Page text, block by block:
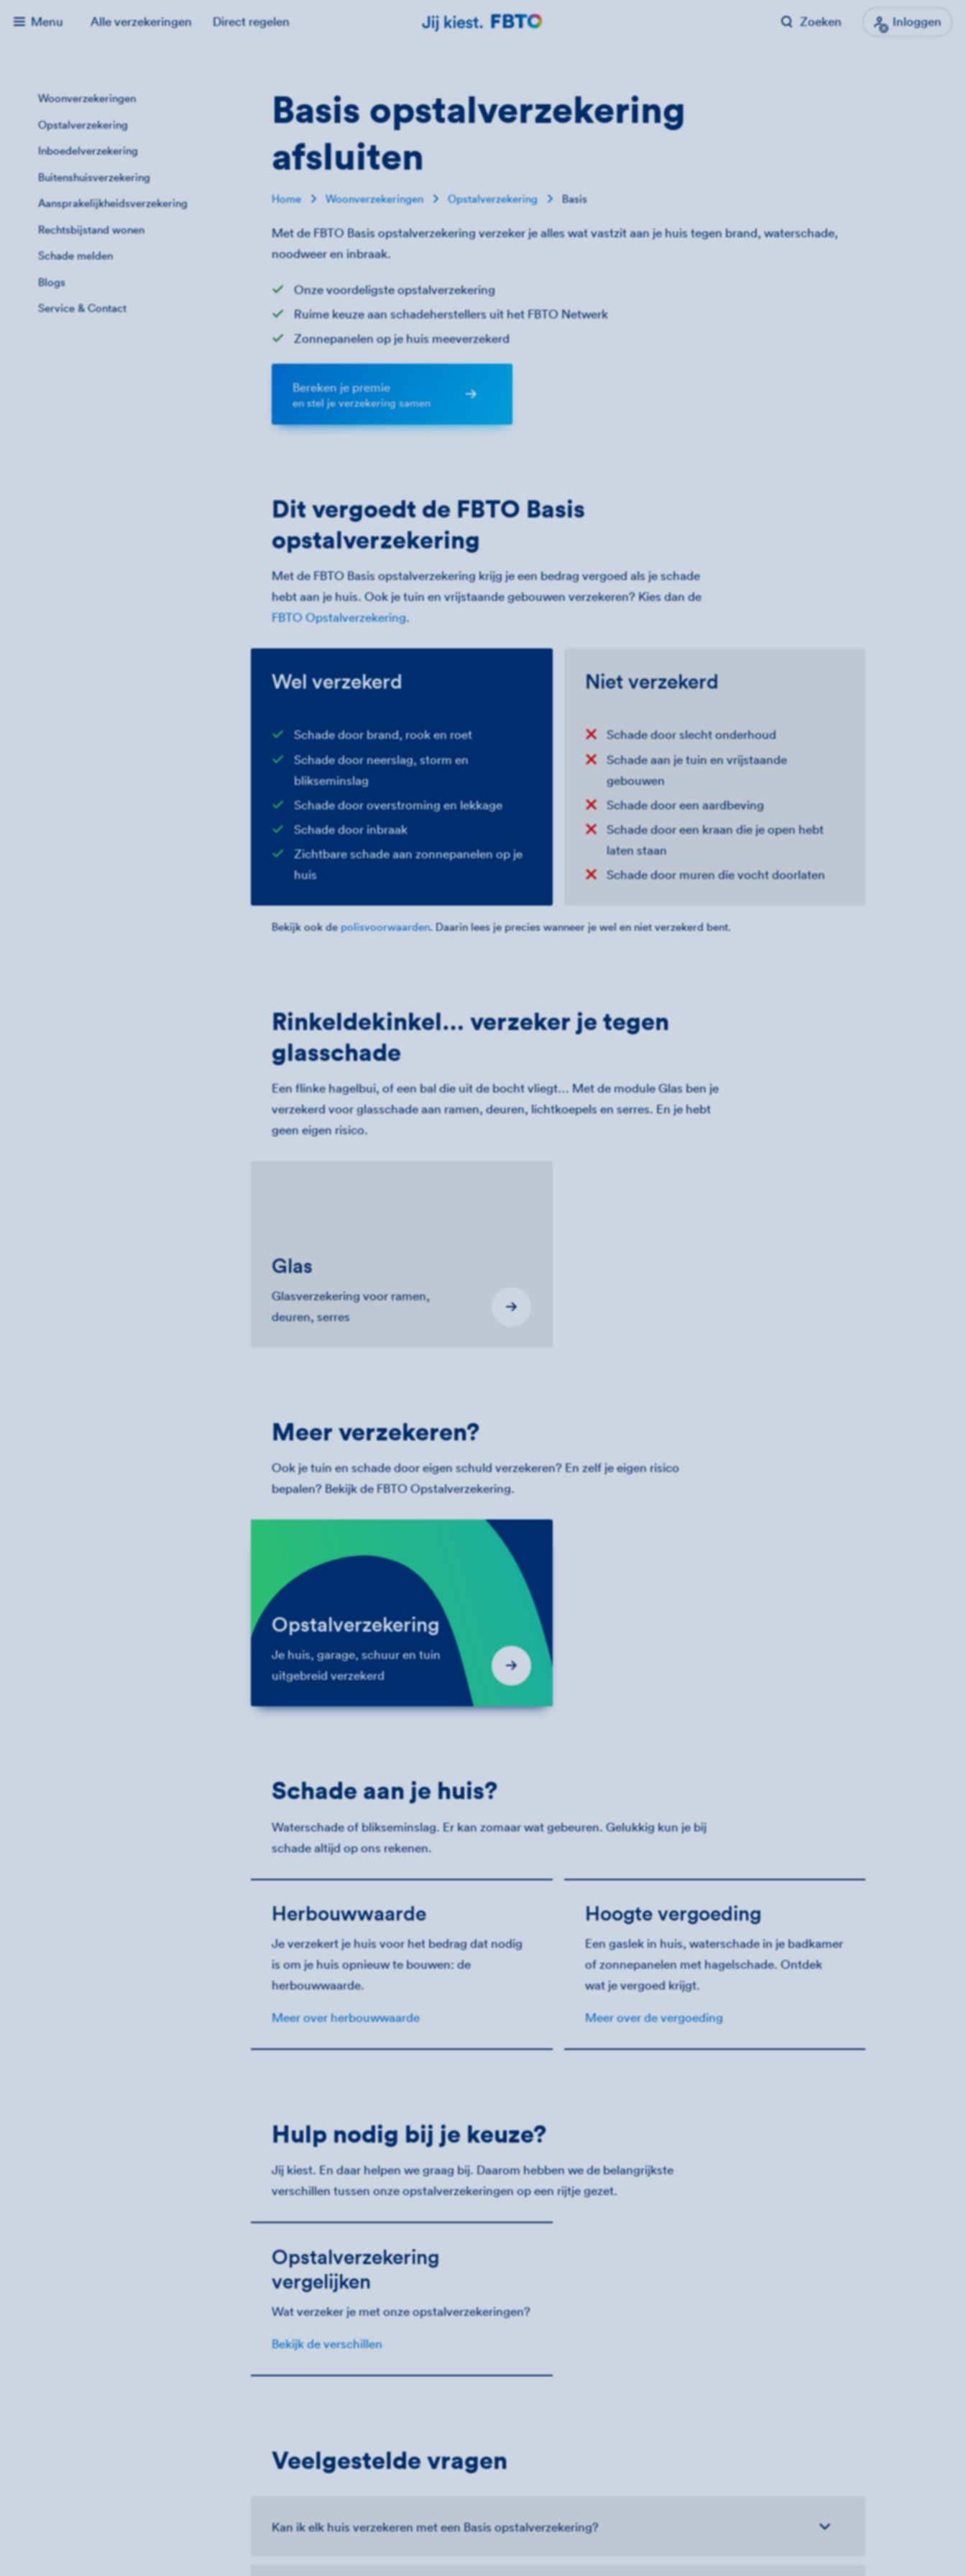
Menu Alle verzekeringen Direct regelen Zoeken Inloggen
Woonverzekeringen
Opstalverzekering
Inboedelverzekering
Buitenshuisverzekering
Aansprakelijkheidsverzekering
Rechtsbijstand wonen
Schade melden
Blogs
Service & Contact
Basis opstalverzekering
afsluiten
Home Woonverzekeringen Opstalverzekering Basis
Met de FBTO Basis opstalverzekering verzeker je alles wat vastzit aan je huis tegen brand, waterschade,
noodweer en inbraak.
Onze voordeligste opstalverzekering
Ruime keuze aan schadeherstellers uit het FBTO Netwerk
Zonnepanelen op je huis meeverzekerd
Bereken je premie
en stel je verzekering samen
Dit vergoedt de FBTO Basis
opstalverzekering
Met de FBTO Basis opstalverzekering krijg je een bedrag vergoed als je schade
hebt aan je huis. Ook je tuin en vrijstaande gebouwen verzekeren? Kies dan de
FBTO Opstalverzekering.
Wel verzekerd
Schade door brand, rook en roet
Schade door neerslag, storm en
blikseminslag
Schade door overstroming en lekkage
Schade door inbraak
Zichtbare schade aan zonnepanelen op je
huis
Niet verzekerd
Schade door slecht onderhoud
Schade aan je tuin en vrijstaande
gebouwen
Schade door een aardbeving
Schade door een kraan die je open hebt
laten staan
Schade door muren die vocht doorlaten
Bekijk ook depolisvoorwaarden. Daarin lees je precies wanneer je wel en niet verzekerd bent.
Rinkeldekinkel… verzeker je tegen
glasschade
Een flinke hagelbui, of een bal die uit de bocht vliegt… Met de module Glas ben je
verzekerd voor glasschade aan ramen, deuren, lichtkoepels en serres. En je hebt
geen eigen risico.
Glas
Glasverzekering voor ramen,
deuren, serres
Meer verzekeren?
Ook je tuin en schade door eigen schuld verzekeren? En zelf je eigen risico
bepalen? Bekijk de FBTO Opstalverzekering.
Opstalverzekering
Je huis, garage, schuur en tuin
uitgebreid verzekerd
Schade aan je huis?
Waterschade of blikseminslag. Er kan zomaar wat gebeuren. Gelukkig kun je bij
schade altijd op ons rekenen.
Herbouwwaarde
Je verzekert je huis voor het bedrag dat nodig
is om je huis opnieuw te bouwen: de
herbouwwaarde.
Meer over herbouwwaarde
Hoogte vergoeding
Een gaslek in huis, waterschade in je badkamer
of zonnepanelen met hagelschade. Ontdek
wat je vergoed krijgt.
Meer over de vergoeding
Hulp nodig bij je keuze?
Jij kiest. En daar helpen we graag bij. Daarom hebben we de belangrijkste
verschillen tussen onze opstalverzekeringen op een rijtje gezet.
Opstalverzekering
vergelijken
Wat verzeker je met onze opstalverzekeringen?
Bekijk de verschillen
Veelgestelde vragen
Kan ik elk huis verzekeren met een Basis opstalverzekering?